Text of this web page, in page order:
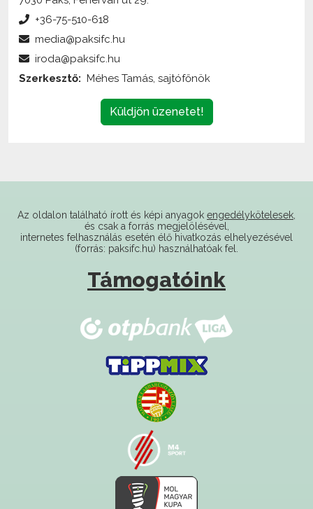
Küldjön üzenetet!
internetes felhasználás esetén élő hivatkozás elhelyezésével
(forrás: paksifc.hu) használhatóak fel.
Támogatóink